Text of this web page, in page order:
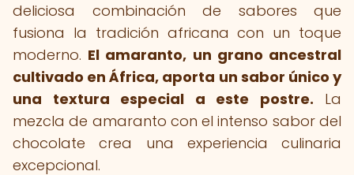
deliciosa combinación de sabores que
fusiona la tradición africana con un toque
moderno. El amaranto, un grano ancestral
cultivado en África, aporta un sabor único y
una textura especial a este postre. La
mezcla de amaranto con el intenso sabor del
chocolate crea una experiencia culinaria
excepcional.